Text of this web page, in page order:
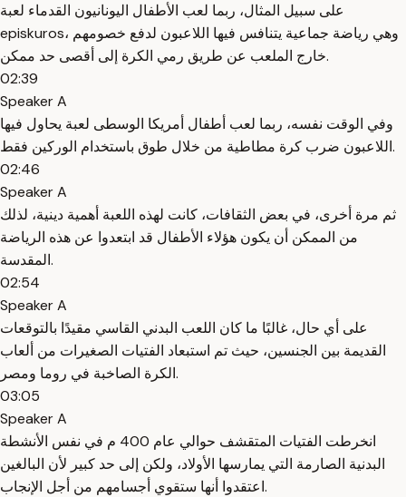
على سبيل المثال، ربما لعب الأطفال اليونانيون القدماء لعبة
episkuros، وهي رياضة جماعية يتنافس فيها اللاعبون لدفع خصومهم
خارج الملعب عن طريق رمي الكرة إلى أقصى حد ممكن.
02:39
Speaker A
وفي الوقت نفسه، ربما لعب أطفال أمريكا الوسطى لعبة يحاول فيها
اللاعبون ضرب كرة مطاطية من خلال طوق باستخدام الوركين فقط.
02:46
Speaker A
ثم مرة أخرى، في بعض الثقافات، كانت لهذه اللعبة أهمية دينية، لذلك
من الممكن أن يكون هؤلاء الأطفال قد ابتعدوا عن هذه الرياضة
المقدسة.
02:54
Speaker A
على أي حال، غالبًا ما كان اللعب البدني القاسي مقيدًا بالتوقعات
القديمة بين الجنسين، حيث تم استبعاد الفتيات الصغيرات من ألعاب
الكرة الصاخبة في روما ومصر.
03:05
Speaker A
انخرطت الفتيات المتقشف حوالي عام 400 م في نفس الأنشطة
البدنية الصارمة التي يمارسها الأولاد، ولكن إلى حد كبير لأن البالغين
اعتقدوا أنها ستقوي أجسامهم من أجل الإنجاب.